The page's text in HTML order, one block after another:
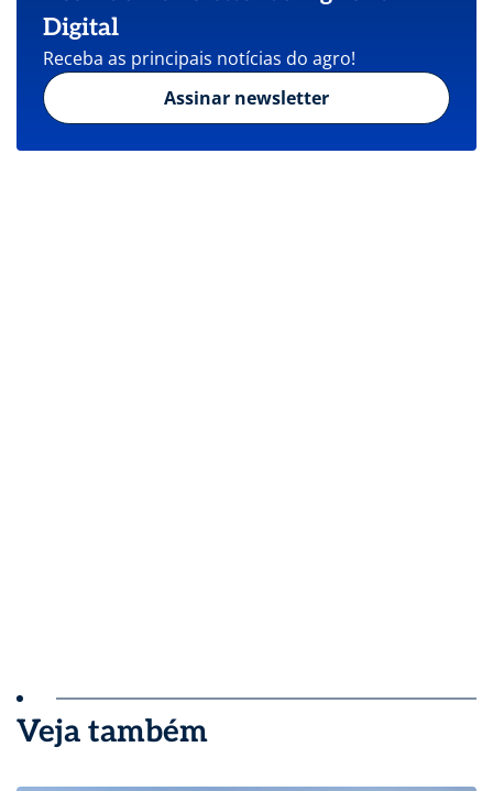
Digital
Receba as principais notícias do agro!
Assinar newsletter
Veja também